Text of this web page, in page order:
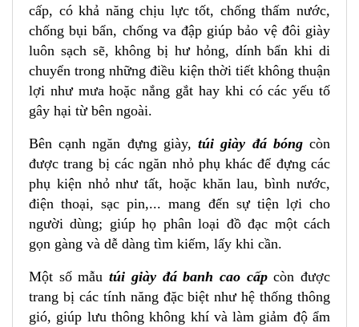
Mặt trước của túi giày thể thao TNBags TN.B
9001
Ngăn trong túi giày TNBags TN.B 9001
Mặt sau của túi giày TNBags TN.B 9001
Mặt nghiêng của túi giày đá bóng TNBags TN.B
9001
1.4 Lưu ý
2. Lợi ích khi sử dụng túi giày đá bóng từ Công Ty
TNHH Công Nghiệp May & Thời Trang Trung
Nguyên
3. Hướng dẫn bảo quản và sử dụng
Cách vệ sinh túi giày đúng cách
Lưu ý trong quá trình sử dụng
4. Kết luận
Ghi chú:
cấp, có khả năng chịu lực tốt, chống thấm nước,
chống bụi bẩn, chống va đập giúp bảo vệ đôi giày
luôn sạch sẽ, không bị hư hỏng, dính bẩn khi di
chuyển trong những điều kiện thời tiết không thuận
lợi như mưa hoặc nắng gắt hay khi có các yếu tố
gây hại từ bên ngoài.
Bên cạnh ngăn đựng giày,túi giày đá bóngcòn
được trang bị các ngăn nhỏ phụ khác để đựng các
phụ kiện nhỏ như tất, hoặc khăn lau, bình nước,
điện thoại, sạc pin,... mang đến sự tiện lợi cho
người dùng; giúp họ phân loại đồ đạc một cách
gọn gàng và dễ dàng tìm kiếm, lấy khi cần.
Một số mẫutúi giày đá banh cao cấpcòn được
trang bị các tính năng đặc biệt như hệ thống thông
gió, giúp lưu thông không khí và làm giảm độ ẩm